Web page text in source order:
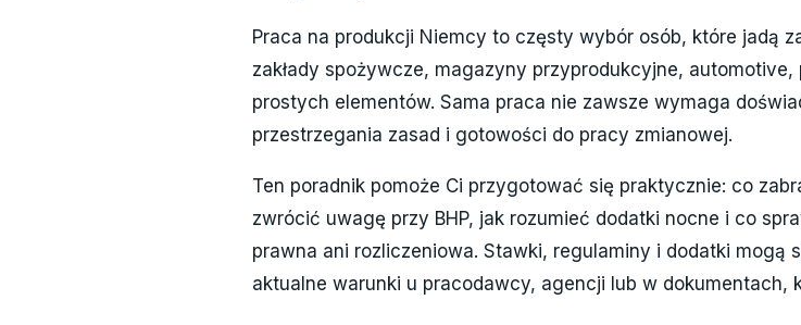
Praca na produkcji Niemcy to częsty wybór osób, które jadą
zakłady spożywcze, magazyny przyprodukcyjne,
prostych elementów. Sama praca nie zawsze wymaga
przestrzegania zasad i gotowości do pracy zmianowej.
Ten poradnik pomoże Ci przygotować się praktycznie: co
zwrócić uwagę przy BHP, jak rozumieć dodatki nocne i co
prawna ani rozliczeniowa. Stawki, regulaminy i dodatki mogą
aktualne warunki u pracodawcy, agencji lub w dokumentach,